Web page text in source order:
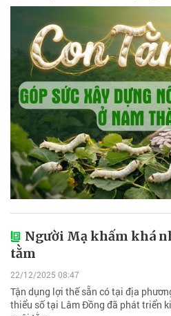
Người Mạ khấm khá
tằm
22/12/2025 08:47
Tận dụng lợi thế sẵn có tại địa
thiểu số tại Lâm Đồng đã phát triển